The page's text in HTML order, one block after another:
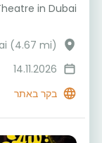
in Dubai.
(4.67 mi)
14.11.2026
בקר באתר